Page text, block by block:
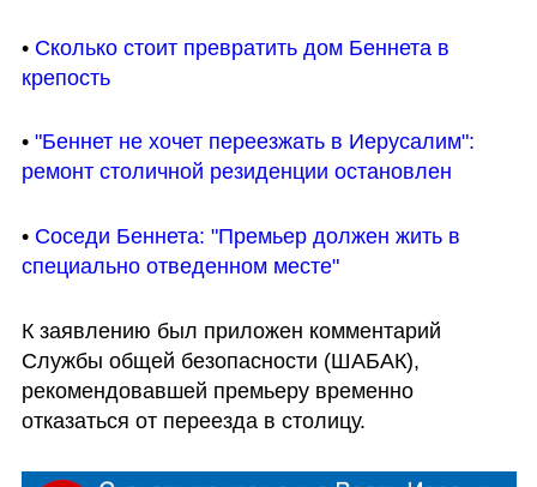
• Сколько стоит превратить дом Беннета в
крепость
• "Беннет не хочет переезжать в Иерусалим":
ремонт столичной резиденции остановлен
• Соседи Беннета: "Премьер должен жить в
специально отведенном месте"
К заявлению был приложен комментарий
Службы общей безопасности (ШАБАК),
рекомендовавшей премьеру временно
отказаться от переезда в столицу.